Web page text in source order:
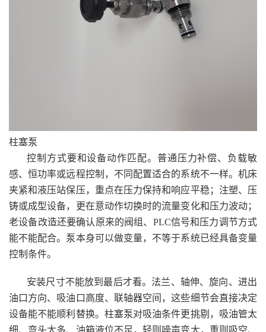
柱塞泵
控制方式要和设备动作匹配。普通压力补偿、负载敏
感、恒功率或远程控制，不同配置适合的系统不一样。机床
夹紧和液压站保压，重点在压力保持和响应平稳；注塑、压
铸或成型设备，更在意动作切换时的流量变化和压力波动；
老设备改造还要确认原来的阀组、PLC信号和压力调节方式
能不能配合。泵本身可以做变量，不等于系统已经具备变量
控制条件。
安装尺寸不能放到最后才看。法兰、轴伸、旋向、进出
油口方向、吸油口高度、联轴器空间，这些细节会直接决定
设备能不能顺利替换。柱塞泵对吸油条件更挑剔，吸油管太
细、弯头太多、油箱液位不足，轻则噪声变大，重则吸空、